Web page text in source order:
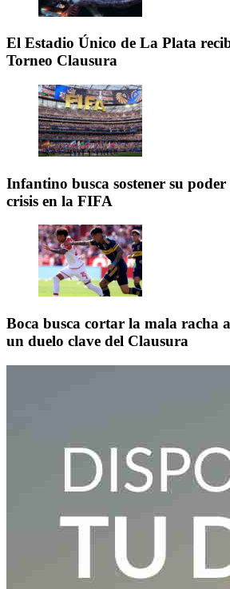
El Estadio Único de La Plata
Torneo Clausura
Infantino busca sostener su poder
crisis en la FIFA
Boca busca cortar la mala racha
un duelo clave del Clausura